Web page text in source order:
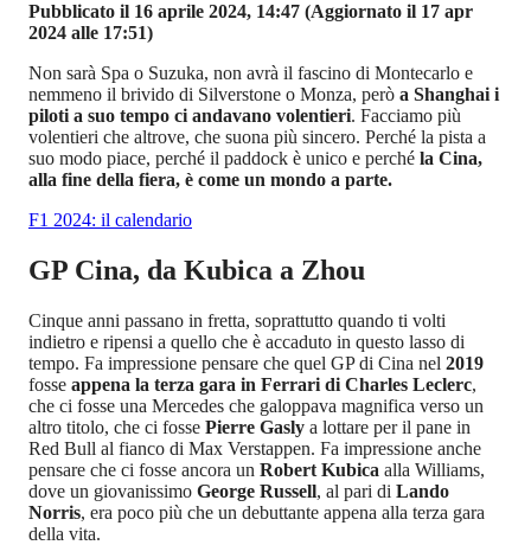
Pubblicato il 16 aprile 2024, 14:47 (Aggiornato il 17 apr
2024 alle 17:51)
Non sarà Spa o Suzuka, non avrà il fascino di Montecarlo e
nemmeno il brivido di Silverstone o Monza, però a Shanghai i
piloti a suo tempo ci andavano volentieri. Facciamo più
volentieri che altrove, che suona più sincero. Perché la pista a
suo modo piace, perché il paddock è unico e perché la Cina,
alla fine della fiera, è come un mondo a parte.
F1 2024: il calendario
GP Cina, da Kubica a Zhou
Cinque anni passano in fretta, soprattutto quando ti volti
indietro e ripensi a quello che è accaduto in questo lasso di
tempo. Fa impressione pensare che quel GP di Cina nel 2019
fosse appena la terza gara in Ferrari di Charles Leclerc,
che ci fosse una Mercedes che galoppava magnifica verso un
altro titolo, che ci fosse Pierre Gasly a lottare per il pane in
Red Bull al fianco di Max Verstappen. Fa impressione anche
pensare che ci fosse ancora un Robert Kubica alla Williams,
dove un giovanissimo George Russell, al pari di Lando
Norris, era poco più che un debuttante appena alla terza gara
della vita.